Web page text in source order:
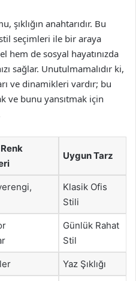
şıklığın anahtarıdır. Bu
seçimleri ile bir araya
de sosyal hayatınızda
sağlar. Unutulmamalıdır ki,
ve dinamikleri vardır; bu
ve bunu yansıtmak için
Uygun Tarz
Klasik Ofis
Stili
Günlük Rahat
Stil
Yaz Şıklığı